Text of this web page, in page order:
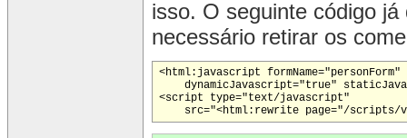
isso. O seguinte código
necessário retirar os
<html:javascript
dynamicJavascript="true"
<script type="text/javascript"
src="<html:rewrite page="/scripts/